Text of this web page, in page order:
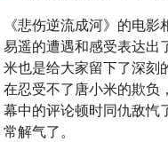
《悲伤逆流成河》的电
易遥的遭遇和感受表达出
米也是给大家留下了深刻
在忍受不了唐小米的欺负
幕中的评论顿时同仇敌忾
常解气了。